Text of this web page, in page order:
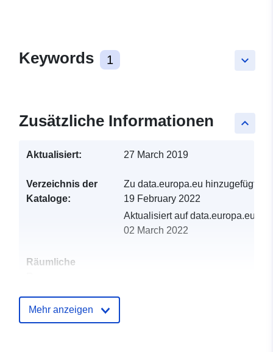
keyboard_arrow_down
Keywords 1
keyboard_arrow_up
Zusätzliche Informationen
Aktualisiert: 27 March 2019
Verzeichnis der
Kataloge:
Zu data.europa.eu hinzugefügt:
19 February 2022
Aktualisiert auf data.europa.eu:
02 March 2022
Räumliche
Identifikatoren:
Mehr anzeigen